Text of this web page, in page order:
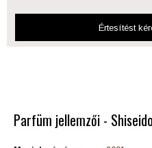
Értesítést
Parfüm jellemzői -